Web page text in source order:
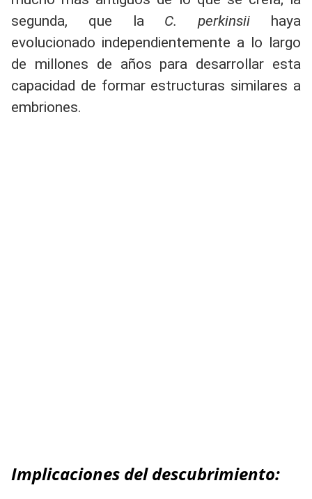
segunda, que la C. perkinsii haya
evolucionado independientemente a lo largo
de millones de años para desarrollar esta
capacidad de formar estructuras similares a
embriones.
Implicaciones del descubrimiento: